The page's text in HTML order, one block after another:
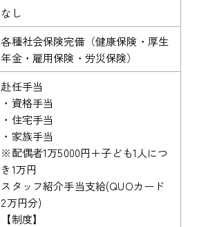
なし
各種社会保険完備（健康保険・厚生
年金・雇用保険・労災保険）
赴任手当
・資格手当
・住宅手当
・家族手当
※配偶者1万5000円＋子ども1人につ
き1万円
スタッフ紹介手当支給(QUOカード
2万円分)
【制度】